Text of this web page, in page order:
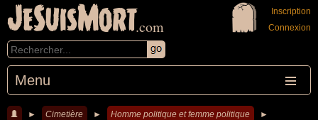
JeSuisMort.com
Menu
Inscription
Connexion
► Cimetière ► Homme politique et femme politique ►